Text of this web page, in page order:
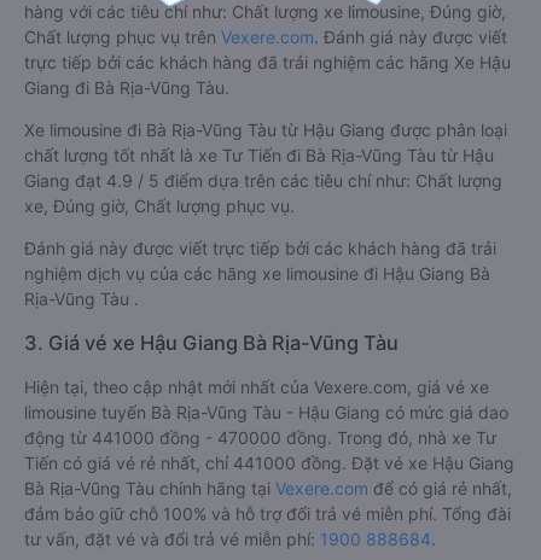
hàng với các tiêu chí như: Chất lượng xe limousine, Đúng giờ,
Chất lượng phục vụ trên Vexere.com. Đánh giá này được viết
trực tiếp bởi các khách hàng đã trải nghiệm các hãng Xe Hậu
Giang đi Bà Rịa-Vũng Tàu.
Xe limousine đi Bà Rịa-Vũng Tàu từ Hậu Giang được phân loại
chất lượng tốt nhất là xe Tư Tiến đi Bà Rịa-Vũng Tàu từ Hậu
Giang đạt 4.9 / 5 điểm dựa trên các tiêu chí như: Chất lượng
xe, Đúng giờ, Chất lượng phục vụ.
Đánh giá này được viết trực tiếp bởi các khách hàng đã trải
nghiệm dịch vụ của các hãng xe limousine đi Hậu Giang Bà
Rịa-Vũng Tàu .
3. Giá vé xe Hậu Giang Bà Rịa-Vũng Tàu
Hiện tại, theo cập nhật mới nhất của Vexere.com, giá vé xe
limousine tuyến Bà Rịa-Vũng Tàu - Hậu Giang có mức giá dao
động từ 441000 đồng - 470000 đồng. Trong đó, nhà xe Tư
Tiến có giá vé rẻ nhất, chỉ 441000 đồng. Đặt vé xe Hậu Giang
Bà Rịa-Vũng Tàu chính hãng tại Vexere.com để có giá rẻ nhất,
đảm bảo giữ chỗ 100% và hỗ trợ đổi trả vé miễn phí. Tổng đài
tư vấn, đặt vé và đổi trả vé miễn phí: 1900 888684.